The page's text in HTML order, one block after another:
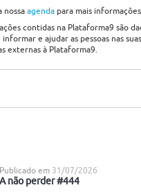
nossa agendapara mais informações.
contidas na Plataforma9 são
e ajudar as pessoas nas
externas à Plataforma9.
Publicado em 31/07/2026
A não perder #444